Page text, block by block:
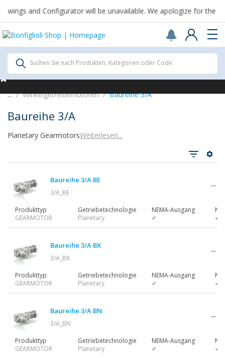
Scegli il Paese o territorio in cui sei per
acquistare online.
Vereinigte Staaten
Continue
and Configurator will be unavailable. We apologize for the
Alle Produkte
Alle Produkte
Getriebe
Getriebemotoren
Motors
Wechselrichter
Zubehör
Suchen Sie nach Produkten, Kategorien oder Code.
... Winkelgetriebemotoren Baureihe 3/A
Baureihe 3/A
Planetary GearmotorsWeiterlesen...
Baureihe 3/A BE
3/A_BE
Produkttyp
GEARMOTOR
Getriebetechnologie
Planetary
NEMA-Ausgang
✔
✔
Baureihe 3/A BX
3/A_BX
Produkttyp
GEARMOTOR
Getriebetechnologie
Planetary
NEMA-Ausgang
✔
✔
Baureihe 3/A BN
3/A_BN
Produkttyp
GEARMOTOR
Getriebetechnologie
Planetary
NEMA-Ausgang
✔
✔